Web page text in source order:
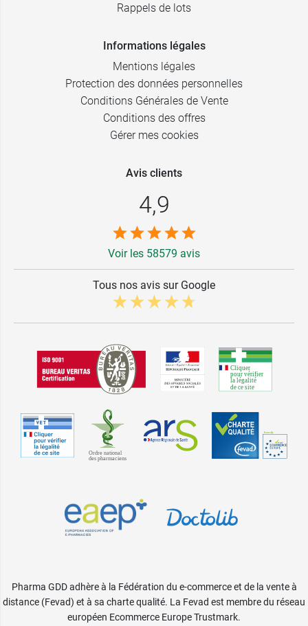
Rappels de lots
Informations légales
Mentions légales
Protection des données personnelles
Conditions Générales de Vente
Conditions des offres
Gérer mes cookies
Avis clients
4,9
Voir les 58579 avis
Tous nos avis sur Google
Pharma GDD adhère à la Fédération du e-commerce et de la vente à
distance (Fevad) et à sa charte qualité. La Fevad est membre du réseau
européen Ecommerce Europe Trustmark.